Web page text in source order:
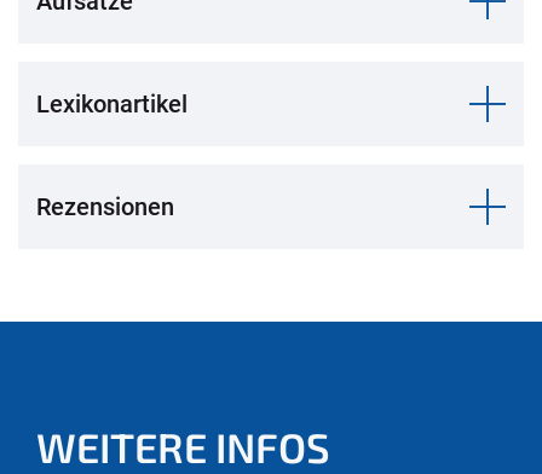
Lexikonartikel
Rezensionen
WEITERE INFOS